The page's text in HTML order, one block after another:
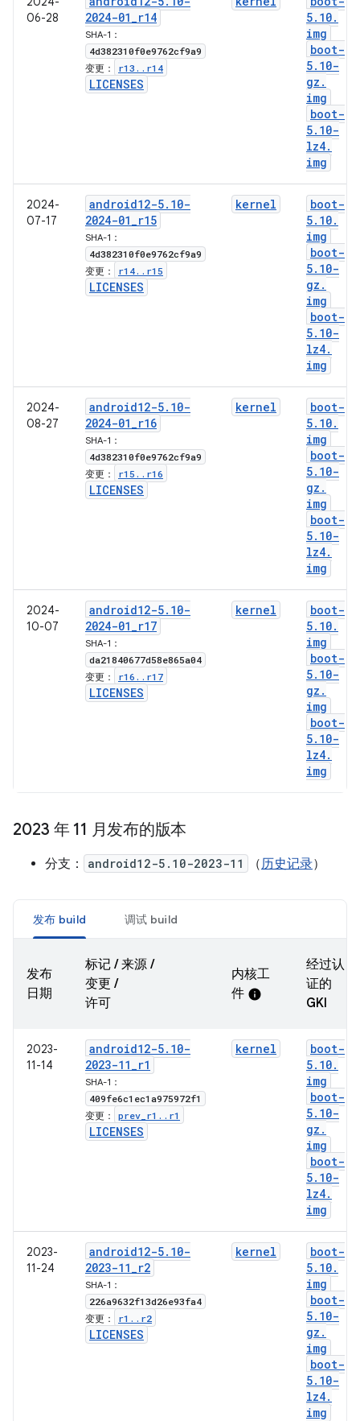
06-28
2024-01_r14
SHA-1：
4d382310f0e9762cf9a9
变更： r13 . . r14
LICENSES
5. 10.
img
boot-
5. 10-
gz .
img
boot-
5. 10-
lz4.
img
2024-
07-17
android12-5. 10-
2024-01_r15
SHA-1：
4d382310f0e9762cf9a9
变更： r14. . r15
LICENSES
kernel
boot-
5. 10.
img
boot-
5. 10-
gz .
img
boot-
5. 10-
lz4.
img
2024-
08-27
android12-5. 10-
2024-01_r16
SHA-1：
4d382310f0e9762cf9a9
变更： r15 . . r16
LICENSES
kernel
boot-
5. 10.
img
boot-
5. 10-
gz .
img
boot-
5. 10-
lz4.
img
2024-
10-07
android12-5. 10-
2024-01_r17
SHA-1：
da21840677d58e865a04
变更： r16 . . r17
LICENSES
kernel
boot-
5. 10.
img
boot-
5. 10-
gz .
img
boot-
5. 10-
lz4.
img
2023 年 11 月发布的版本
分支： android12-5.10-2023-11 （历史记录）
发布 build 调试 build
发布
日期
标记 / 来源 /
变更 /
许可
内核工
件 info
经过认
证的
GKI
2023-
11-14
android12-5. 10-
2023-11_r1
SHA-1：
409fe6c1ec1a975972f1
变更： prev r1 . . r1
LICENSES
kernel
boot-
5. 10.
img
boot-
5. 10-
gz .
img
boot-
5. 10-
lz4.
img
2023-
11-24
android12-5. 10-
2023-11_r2
SHA-1：
226a9632f13d26e93fa4
变更： r1 . . r2
LICENSES
kernel
boot-
5. 10.
img
boot-
5. 10-
gz .
img
boot-
5. 10-
lz4.
img